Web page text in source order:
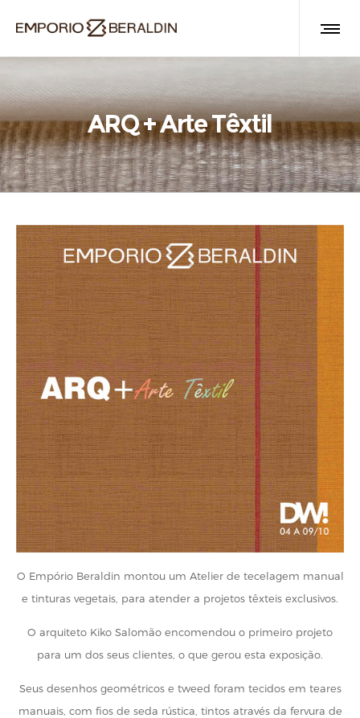
ARQ + Arte Têxtil
O Empório Beraldin montou um Atelier de tecelagem manual
e tinturas vegetais, para atender a projetos têxteis exclusivos.
O arquiteto Kiko Salomão encomendou o primeiro projeto
para um dos seus clientes, o que gerou esta exposição.
Seus desenhos geométricos e tweed foram tecidos em teares
manuais, com fios de seda rústica, tintos através da fervura de